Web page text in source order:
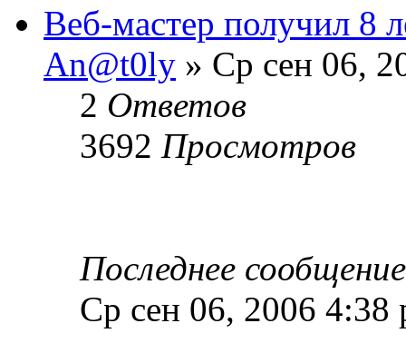
Веб-мастер получил 8
An@t0ly » Ср сен 06,
2 Ответов
3692 Просмотров
Последнее
Ср сен 06, 2006 4:38